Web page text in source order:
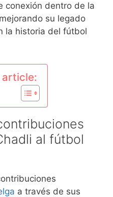
conexión dentro de la
su legado
la historia del fútbol
article:
al fútbol
a través de sus